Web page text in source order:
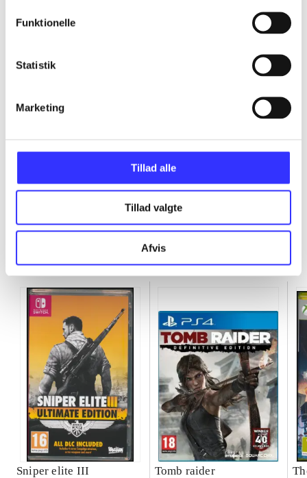
Funktionelle
Statistik
Marketing
Tillad alle
Tillad valgte
Afvis
...
...
...
...
Sniper elite III
Tomb raider